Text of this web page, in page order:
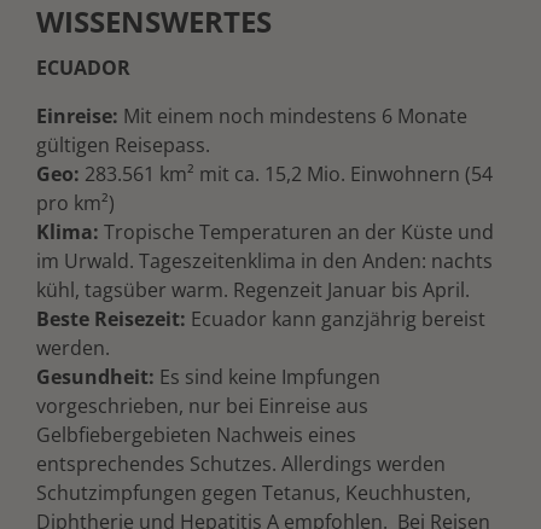
WISSENSWERTES
ECUADOR
Einreise: Mit einem noch mindestens 6 Monate
gültigen Reisepass.
Geo: 283.561 km² mit ca. 15,2 Mio. Einwohnern (54
pro km²)
Klima: Tropische Temperaturen an der Küste und
im Urwald. Tageszeitenklima in den Anden: nachts
kühl, tagsüber warm. Regenzeit Januar bis April.
Beste Reisezeit: Ecuador kann ganzjährig bereist
werden.
Gesundheit: Es sind keine Impfungen
vorgeschrieben, nur bei Einreise aus
Gelbfiebergebieten Nachweis eines
entsprechendes Schutzes. Allerdings werden
Schutzimpfungen gegen Tetanus, Keuchhusten,
Diphtherie und Hepatitis A empfohlen. Bei Reisen